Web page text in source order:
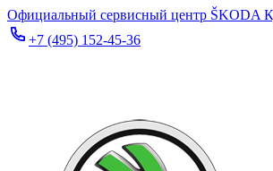
Официальный сервисный центр ŠKODA
+7 (495) 152-45-36